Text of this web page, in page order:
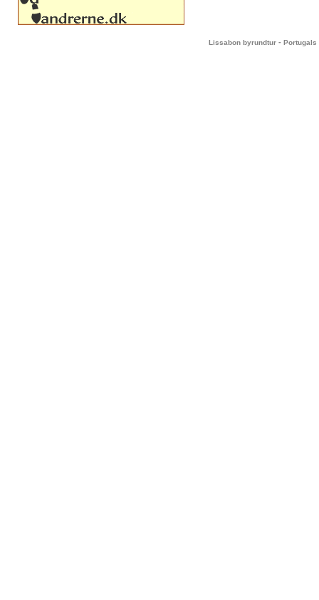
Lissabon byrundtur - Portugals